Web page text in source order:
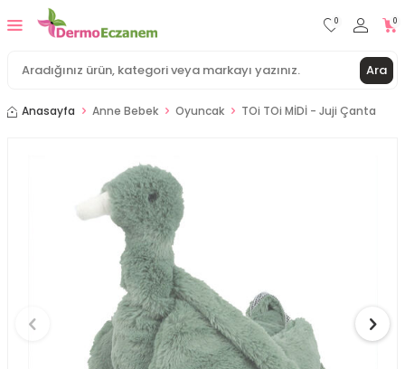
Ara
0 0
Anasayfa Anne Bebek Oyuncak TOi TOi MİDİ - Juji Çanta